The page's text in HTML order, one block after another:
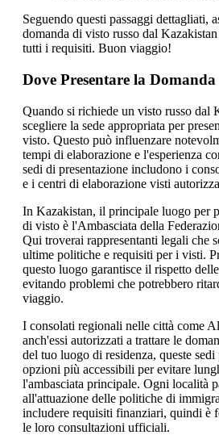
Seguendo questi passaggi dettagliati,
domanda di visto russo dal
tutti i requisiti. Buon viaggio!
Dove Presentare la
Quando si richiede un visto russo dal
scegliere la sede appropriata per
visto. Questo può influenzare
tempi di elaborazione e l'esperienza
sedi di presentazione includono i
e i centri di elaborazione visti
In Kazakistan, il principale luogo per
di visto è l'Ambasciata della
Qui troverai rappresentanti legali che
ultime politiche e requisiti per i visti.
questo luogo garantisce il rispetto
evitando problemi che potrebbero
viaggio.
I consolati regionali nelle città come
anch'essi autorizzati a trattare le
del tuo luogo di residenza, queste
opzioni più accessibili per evitare
l'ambasciata principale. Ogni località
all'attuazione delle politiche di
includere requisiti finanziari, quindi è
le loro consultazioni ufficiali.